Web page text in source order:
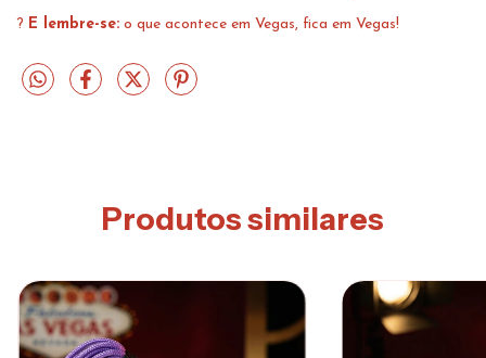
? E lembre-se: o que acontece em Vegas, fica em Vegas!
Produtos similares